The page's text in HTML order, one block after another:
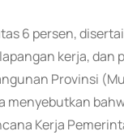
6 persen,
kerja, dan
Provinsi
Kerja